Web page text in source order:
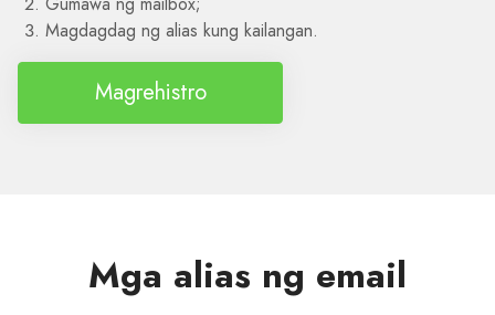
Magdagdag ng alias kung kailangan.
Magrehistro
Mga alias ng email